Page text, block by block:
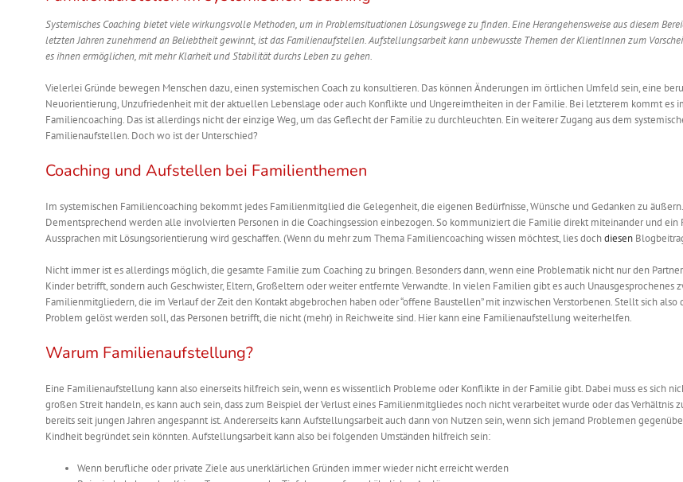
Systemisches Coaching bietet viele wirkungsvolle Methoden, um in Problemsituationen Lösungswege zu finden. Eine Herangehensweise aus diesem
letzten Jahren zunehmend an Beliebtheit gewinnt, ist das Familienaufstellen. Aufstellungsarbeit kann unbewusste Themen der KlientInnen zum
esihnenermöglichen, mit mehr Klarheit und Stabilität durchs Leben zu gehen.
Vielerlei Gründe bewegen Menschen dazu, einen systemischen Coach zu konsultieren. Das können Änderungen im örtlichen Umfeld sein, eine
Neuorientierung, Unzufriedenheit mit der aktuellen Lebenslage oder auch Konflikte und Ungereimtheiten in der Familie. Bei letzterem kommt es
Familiencoaching. Das ist allerdings nicht der einzige Weg, um das Geflecht der Familie zu durchleuchten. Ein weiterer Zugang aus dem
Familienaufstellen. Doch wo ist der Unterschied?
Coaching und Aufstellen bei Familienthemen
Im systemischen Familiencoaching bekommt jedes Familienmitglied die Gelegenheit, die eigenen Bedürfnisse, Wünsche und Gedanken zu äußern.
Dementsprechend werden alle involvierten Personen in die Coachingsession einbezogen. So kommuniziert die Familie direkt miteinander und ein
Aussprachen mit Lösungsorientierung wird geschaffen. (Wenn du mehr zum Thema Familiencoaching wissen möchtest, lies dochdiesen
Nicht immer ist es allerdings möglich, die gesamte Familie zum Coaching zu bringen. Besonders dann, wenn eine Problematik nicht nur den
Kinder betrifft, sondern auch Geschwister, Eltern, Großeltern oder weiter entfernte Verwandte. In vielen Familien gibt es auch Unausgesprochenes
Familienmitgliedern, die im Verlauf der Zeit den Kontakt abgebrochen haben oder “offene Baustellen” mit inzwischen Verstorbenen. Stellt sich also
Problem gelöst werden soll, das Personen betrifft, die nicht (mehr) in Reichweite sind. Hier kann eine Familienaufstellung weiterhelfen.
Warum Familienaufstellung?
Eine Familienaufstellung kann also einerseits hilfreich sein, wenn es wissentlich Probleme oder Konflikte in der Familie gibt. Dabei muss es sich
großen Streit handeln, es kann auch sein, dass zum Beispiel der Verlust eines Familienmitgliedes noch nicht verarbeitet wurde oder das Verhältnis
bereits seit jungen Jahren angespannt ist. Andererseits kann Aufstellungsarbeit auch dann von Nutzen sein, wenn sich jemand Problemen
Kindheit begründet sein könnten. Aufstellungsarbeit kann also bei folgenden Umständen hilfreich sein:
Wenn berufliche oder private Ziele aus unerklärlichen Gründen immer wieder nicht erreicht werden